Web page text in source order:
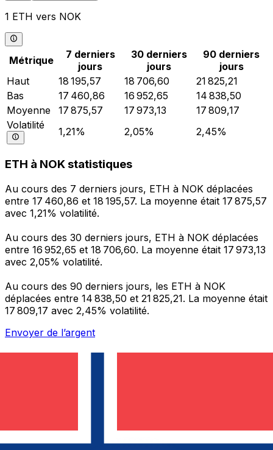
1 ETH vers NOK
Métrique
7 derniers
jours
30 derniers
jours
90 derniers
jours
Haut
18 195,57 18 706,60
21 825,21
Bas
17 460,86 16 952,65
14 838,50
Moyenne
17 875,57 17 973,13
17 809,17
Volatilité
1,21% 2,05% 2,45%
ETH à NOK statistiques
Au cours des 7 derniers jours, ETH à NOK déplacées
entre 17 460,86 et 18 195,57. La moyenne était 17 875,57
avec 1,21% volatilité.
Au cours des 30 derniers jours, ETH à NOK déplacées
entre 16 952,65 et 18 706,60. La moyenne était 17 973,13
avec 2,05% volatilité.
Au cours des 90 derniers jours, les ETH à NOK
déplacées entre 14 838,50 et 21 825,21. La moyenne était
17 809,17 avec 2,45% volatilité.
Envoyer de l’argent
Gérez votre argent et vos devises lorsque vous
programmez des alertes de taux et transférez de
l'argent à l'étranger sans frais cachés. Téléchargez